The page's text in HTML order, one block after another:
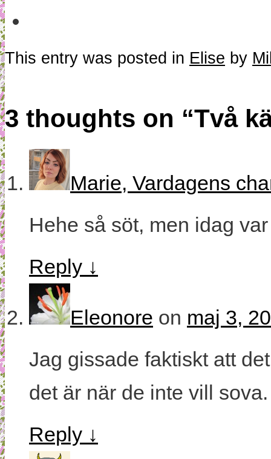
This entry was posted in Elise by
3 thoughts on “Två
Marie, Vardagens
Hehe så söt, men idag
Reply ↓
Eleonore on maj 3,
Jag gissade faktiskt att
det är när de inte vill sova.
Reply ↓